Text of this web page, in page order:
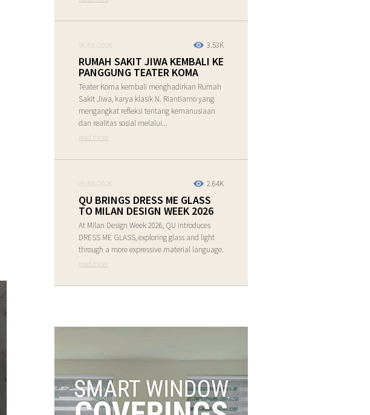
3.53K
06/08/2026
RUMAH SAKIT JIWA KEMBALI KE
PANGGUNG TEATER KOMA
Teater Koma kembali menghadirkan Rumah
Sakit Jiwa, karya klasik N. Riantiarno yang
mengangkat refleksi tentang kemanusiaan
dan realitas sosial melalui...
read more
2.64K
05/08/2026
QU BRINGS DRESS ME GLASS
TO MILAN DESIGN WEEK 2026
At Milan Design Week 2026, QU introduces
DRESS ME GLASS, exploring glass and light
through a more expressive material language.
read more